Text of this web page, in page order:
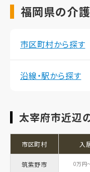
福岡県の介
市区町村から探す
沿線・駅から探す
太宰府市近辺
市区町村 入
筑紫野市 0万円